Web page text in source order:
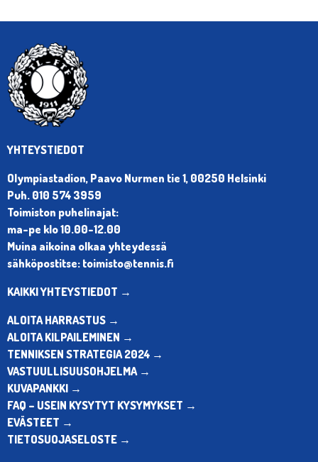
YHTEYSTIEDOT
Olympiastadion, Paavo Nurmen tie 1, 00250 Helsinki
Puh. 010 574 3959
Toimiston puhelinajat:
ma-pe klo 10.00-12.00
Muina aikoina olkaa yhteydessä
sähköpostitse: toimisto@tennis.fi
KAIKKI YHTEYSTIEDOT →
ALOITA HARRASTUS →
ALOITA KILPAILEMINEN →
TENNIKSEN STRATEGIA 2024 →
VASTUULLISUUSOHJELMA →
KUVAPANKKI →
FAQ – USEIN KYSYTYT KYSYMYKSET →
EVÄSTEET →
TIETOSUOJASELOSTE →